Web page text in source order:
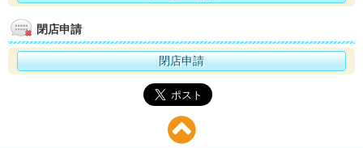
閉店申請
閉店申請